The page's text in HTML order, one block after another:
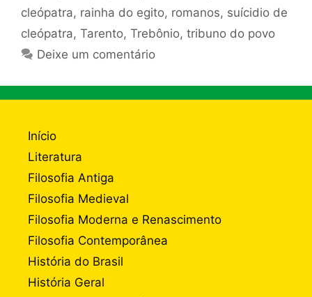
cleópatra, rainha do egito, romanos, suícidio de
cleópatra, Tarento, Trebônio, tribuno do povo
Deixe um comentário
Início
Literatura
Filosofia Antiga
Filosofia Medieval
Filosofia Moderna e Renascimento
Filosofia Contemporânea
História do Brasil
História Geral